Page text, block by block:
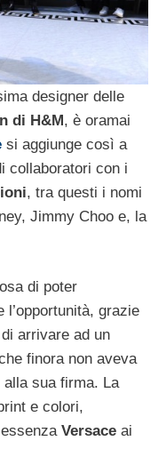
designer delle
di H&M, è oramai
si aggiunge così a
collaboratori con i
, tra questi i nomi
Jimmy Choo e, la
di poter
l’opportunità, grazie
arrivare ad un
finora non aveva
alla sua firma. La
e colori,
Versace ai